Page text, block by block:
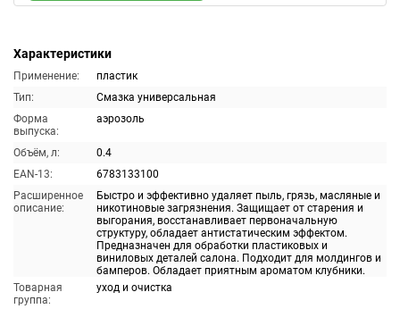
Характеристики
Применение:
пластик
Тип:
Смазка универсальная
Форма
выпуска:
аэрозоль
Объём, л:
0.4
EAN-13:
6783133100
Расширенное
описание:
Быстро и эффективно удаляет пыль, грязь, масляные и
никотиновые загрязнения. Защищает от старения и
выгорания, восстанавливает первоначальную
структуру, обладает антистатическим эффектом.
Предназначен для обработки пластиковых и
виниловых деталей салона. Подходит для молдингов и
бамперов. Обладает приятным ароматом клубники.
Товарная
группа:
уход и очистка